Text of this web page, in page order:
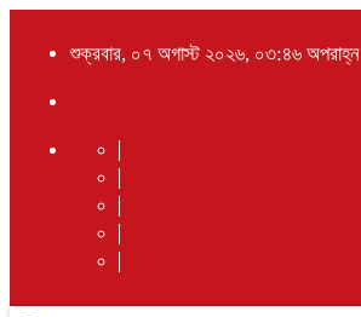
শুক্রবার, ০৭ অগাস্ট ২০২৬, ০৩:৪৬ অপরাহ্ন